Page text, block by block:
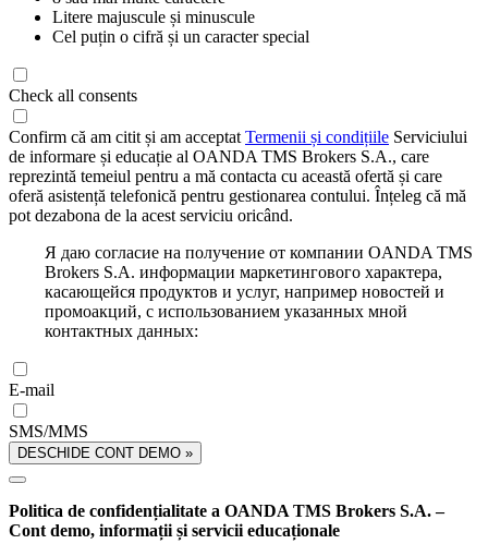
Litere majuscule și minuscule
Cel puțin o cifră și un caracter special
Check all consents
Confirm că am citit și am acceptat Termenii și condițiile Serviciului
de informare și educație al OANDA TMS Brokers S.A., care
reprezintă temeiul pentru a mă contacta cu această ofertă și care
oferă asistență telefonică pentru gestionarea contului. Înțeleg că mă
pot dezabona de la acest serviciu oricând.
Я даю согласие на получение от компании OANDA TMS
Brokers S.A. информации маркетингового характера,
касающейся продуктов и услуг, например новостей и
промоакций, с использованием указанных мной
контактных данных:
E-mail
SMS/MMS
DESCHIDE CONT DEMO »
Politica de confidențialitate a OANDA TMS Brokers S.A. –
Cont demo, informații și servicii educaționale